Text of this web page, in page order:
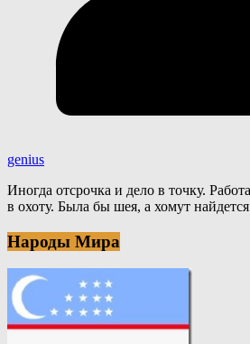
genius
Иногда отсрочка и дело в точку.
в охоту. Была бы шея, а хомут
Народы Мира